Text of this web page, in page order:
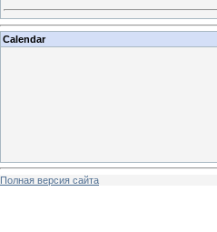
Calendar
Полная версия сайта